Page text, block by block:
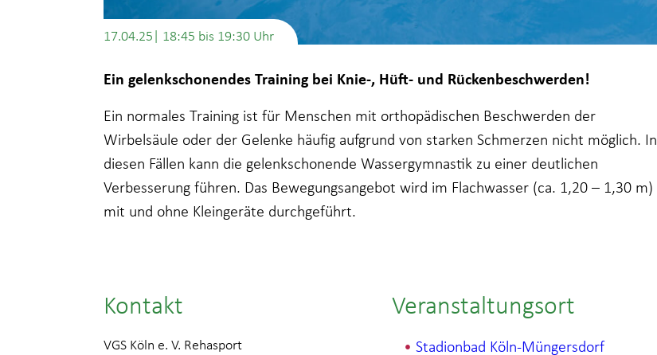
17.04.25| 18:45 bis 19:30
Ein gelenkschonendes Training bei Knie-, Hüft- und Rückenbeschwerden!
Ein normales Training ist für Menschen mit orthopädischen Beschwerden der
Wirbelsäule oder der Gelenke häufig aufgrund von starken Schmerzen nicht möglich. In
diesen Fällen kann die gelenkschonende Wassergymnastik zu einer deutlichen
Verbesserung führen. Das Bewegungsangebot wird im Flachwasser (ca. 1,20 – 1,30 m)
mit und ohne Kleingeräte durchgeführt.
Kontakt
VGS Köln e. V. Rehasport
Veranstaltungsort
Stadionbad Köln-Müngersdorf